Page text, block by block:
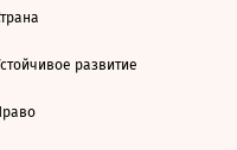
развитие